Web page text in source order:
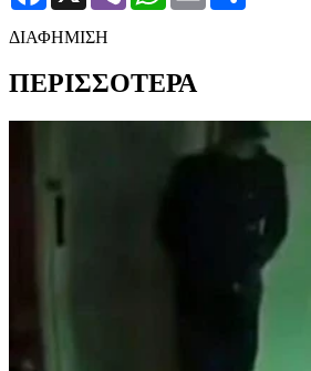
ΔΙΑΦΗΜΙΣΗ
ΠΕΡΙΣΣΟΤΕΡΑ